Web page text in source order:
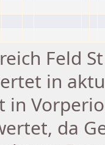
Feld
in
in
da